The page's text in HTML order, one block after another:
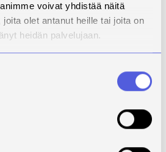
voivat yhdistää näitä
olet antanut heille tai joita on
heidän palvelujaan.
toteutettiin mesofiilisenä
02.04.2026. Koe
AMPTS® III –
avulla reaktoreista mitattiin
kertymä sekä metaanin
käytettiin ymppiä,